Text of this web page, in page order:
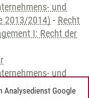
und
2013/2014) - Recht
I: Recht der
und
-Recht im
Analysedienst Google